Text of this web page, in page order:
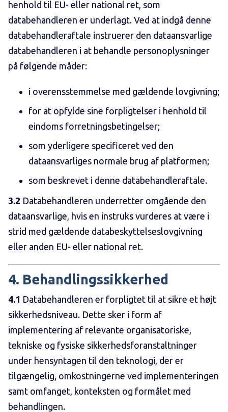
henhold til EU- eller national ret, som
databehandleren er underlagt. Ved at indgå denne
databehandleraftale instruerer den dataansvarlige
databehandleren i at behandle personoplysninger
på følgende måder:
i overensstemmelse med gældende lovgivning;
for at opfylde sine forpligtelser i henhold til
eindoms forretningsbetingelser;
som yderligere specificeret ved den
dataansvarliges normale brug af platformen;
som beskrevet i denne databehandleraftale.
3.2 Databehandleren underretter omgående den
dataansvarlige, hvis en instruks vurderes at være i
strid med gældende databeskyttelseslovgivning
eller anden EU- eller national ret.
4. Behandlingssikkerhed
4.1 Databehandleren er forpligtet til at sikre et højt
sikkerhedsniveau. Dette sker i form af
implementering af relevante organisatoriske,
tekniske og fysiske sikkerhedsforanstaltninger
under hensyntagen til den teknologi, der er
tilgængelig, omkostningerne ved implementeringen
samt omfanget, konteksten og formålet med
behandlingen.